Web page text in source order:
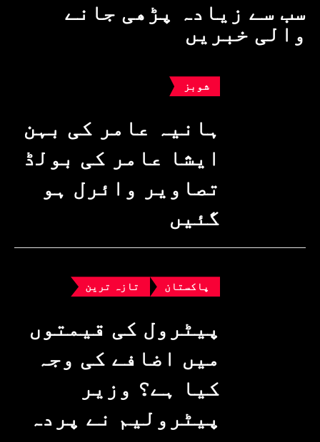
سب سے زیادہ پڑھی جانے
والی خبریں
شوبز
ہانیہ عامر کی بہن
ایشا عامر کی بولڈ
تصاویر وائرل ہو
گئیں
پاکستان تازہ ترین
پیٹرول کی قیمتوں
میں اضافے کی وجہ
کیا ہے؟ وزیرِ
پیٹرولیم نے پردہ